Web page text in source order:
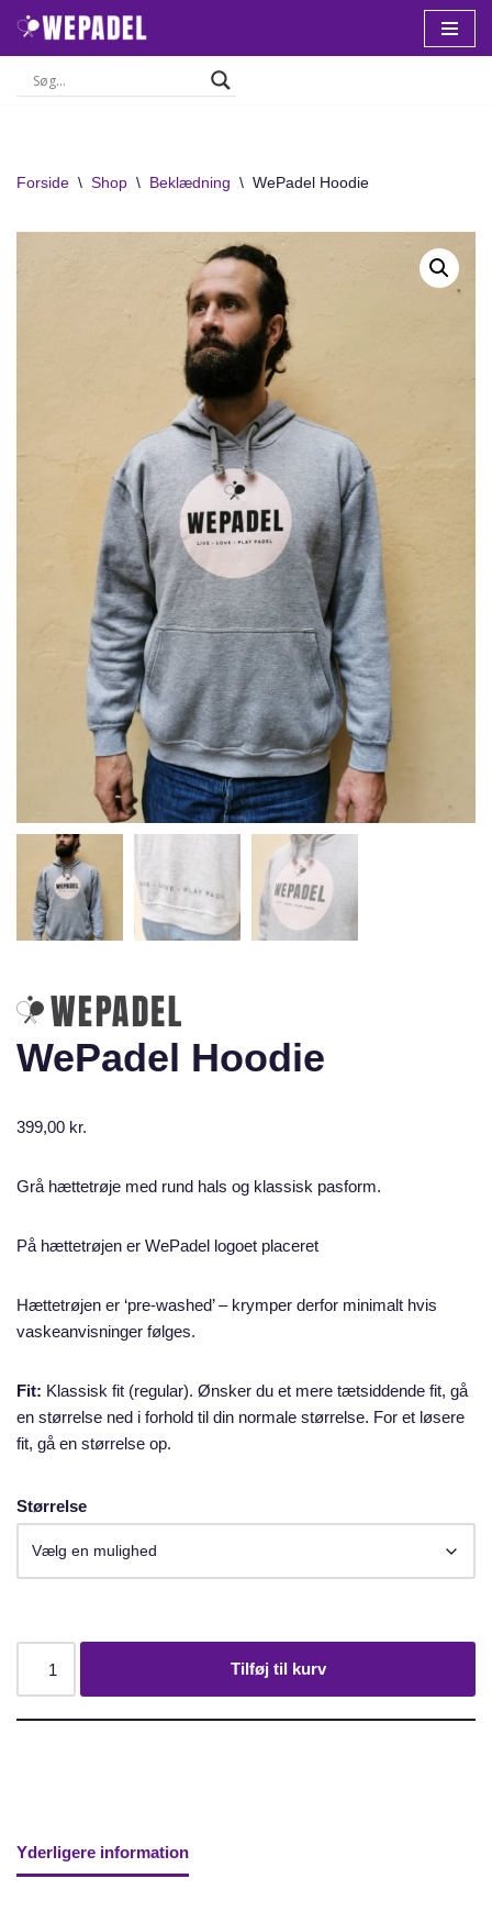
Spring
Forside \ Shop \ Beklædning \ WePadel Hoodie
WePadel Hoodie
399,00 kr.
Grå hættetrøje med rund hals og klassisk pasform.
På hættetrøjen er WePadel logoet placeret
Hættetrøjen er ‘pre-washed’ – krymper derfor minimalt hvis
vaskeanvisninger følges.
Fit: Klassisk fit (regular). Ønsker du et mere tætsiddende fit, gå
en størrelse ned i forhold til din normale størrelse. For et løsere
fit, gå en størrelse op.
Størrelse
Tilføj til kurv
Yderligere information